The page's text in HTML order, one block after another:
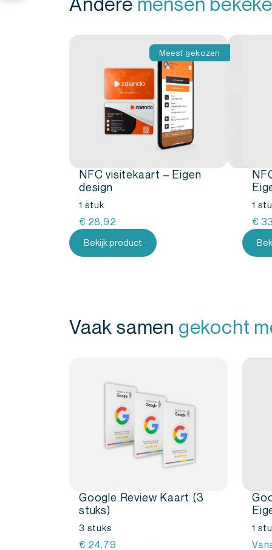
Meest gekozen
NFC visitekaart – Eigen
design
1 stuk
€ 28,92
Bekijk product
1
€
Vaak samen gekocht
Google Review Kaart (3
stuks)
3 stuks
€ 24,79
1